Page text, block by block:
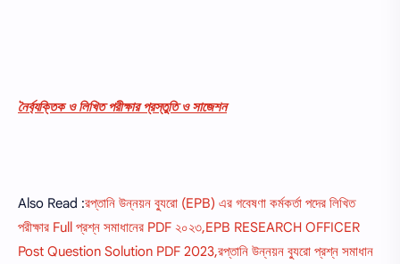
নৈর্ব্যক্তিক ও লিখিত পরীক্ষার প্রস্তুতি ও সাজেশন
Also Read :রপ্তানি উন্নয়ন ব্যুরো (EPB) এর গবেষণা কর্মকর্তা পদের লিখিত
পরীক্ষার Full প্রশ্ন সমাধানের PDF ২০২৩,EPB RESEARCH OFFICER
Post Question Solution PDF 2023,রপ্তানি উন্নয়ন ব্যুরো প্রশ্ন সমাধান